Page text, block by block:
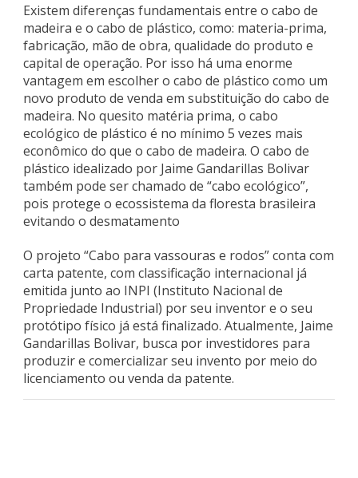
Existem diferenças fundamentais entre o cabo de
madeira e o cabo de plástico, como: materia-prima,
fabricação, mão de obra, qualidade do produto e
capital de operação. Por isso há uma enorme
vantagem em escolher o cabo de plástico como um
novo produto de venda em substituição do cabo de
madeira. No quesito matéria prima, o cabo
ecológico de plástico é no mínimo 5 vezes mais
econômico do que o cabo de madeira. O cabo de
plástico idealizado por Jaime Gandarillas Bolivar
também pode ser chamado de “cabo ecológico”,
pois protege o ecossistema da floresta brasileira
evitando o desmatamento
O projeto “Cabo para vassouras e rodos” conta com
carta patente, com classificação internacional já
emitida junto ao INPI (Instituto Nacional de
Propriedade Industrial) por seu inventor e o seu
protótipo físico já está finalizado. Atualmente, Jaime
Gandarillas Bolivar, busca por investidores para
produzir e comercializar seu invento por meio do
licenciamento ou venda da patente.